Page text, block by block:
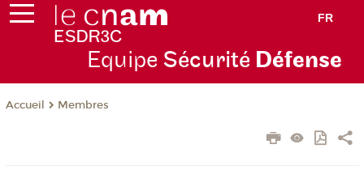
FR
Equipe Sécurité Défense
Accueil Membres